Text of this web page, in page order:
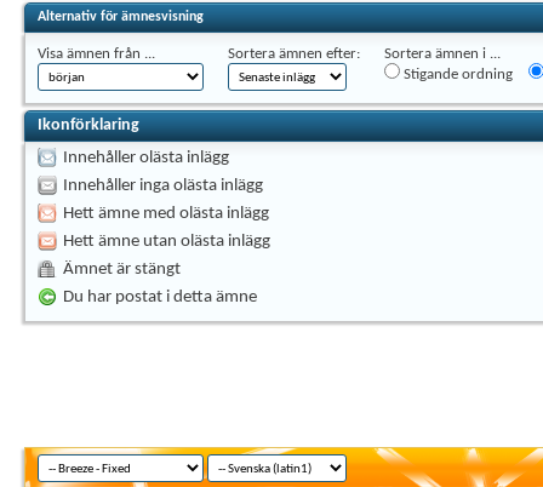
Alternativ för ämnesvisning
Visa ämnen från ... Sortera ämnen efter:
Sortera ämnen i ...
Stigande ordning
Ikonförklaring
Innehåller olästa inlägg
Innehåller inga olästa inlägg
Hett ämne med olästa inlägg
Hett ämne utan olästa inlägg
Ämnet är stängt
Du har postat i detta ämne